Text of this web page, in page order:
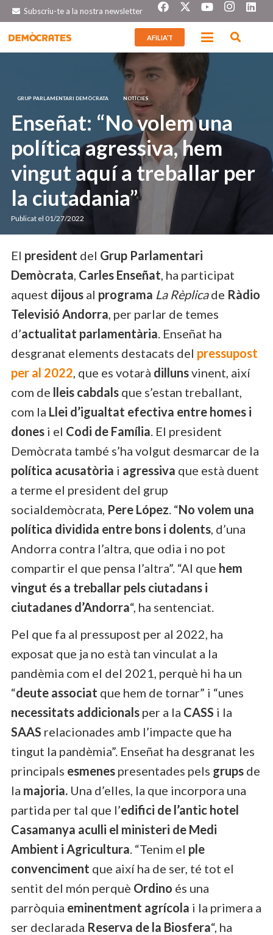
Subscriu-te a la nostra newsletter
AFILIA’T
GRUP PARLAMENTARI DEMÒCRATA NOTÍCIES
Enseñat: “No volem una
política agressiva, hem
vingut aquí a treballar per
la ciutadania”
Publicat el 01/27/2022
El president del Grup Parlamentari
Demòcrata, Carles Enseñat, ha participat
aquest dijous al programa La Rèplicade Ràdio
Televisió Andorra, per parlar de temes
d’actualitat parlamentària. Enseñat ha
desgranat elements destacats del pressupost
per al 2022, que es votarà dillunsvinent, així
com de lleis cabdals que s’estan treballant,
com la Llei d’igualtat efectiva entre homes i
dones i el Codi de Família. El president
Demòcrata també s’ha volgut desmarcar de la
política acusatòria i agressiva que està duent
a terme el president del grup
socialdemòcrata, Pere López. “No volem una
política dividida entre bons i dolents, d’una
Andorra contra l’altra, que odia i no pot
compartir el que pensa l’altra”. “Al que hem
vingut és a treballar pels ciutadans i
ciutadanes d’Andorra“, ha sentenciat.
Pel que fa al pressupost per al 2022, ha
exposat que ja no està tan vinculat a la
pandèmia com el del 2021, perquè hi ha un
“deute associat que hem de tornar” i “unes
necessitats addicionals per a la CASS i la
SAAS relacionades amb l’impacte que ha
tingut la pandèmia”. Enseñat ha desgranat les
principals esmenes presentades pels grups de
la majoria. Una d’elles, la que incorpora una
partida per tal que l’edifici de l’antic hotel
Casamanya aculli el ministeri de Medi
Ambient i Agricultura. “Tenim el ple
convenciment que així ha de ser, té tot el
sentit del món perquè Ordino és una
parròquia eminentment agrícola i la primera a
ser declarada Reserva de la Biosfera“, ha